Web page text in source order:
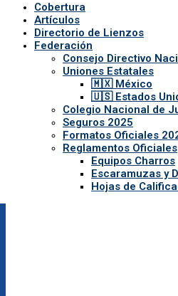
Cobertura
Artículos
Directorio de Lienzos
Federación
Consejo Directivo
Uniones Estatales
🇲🇽 México
🇺🇸 Estados
Colegio Nacional de
Seguros 2025
Formatos Oficiales
Reglamentos Oficiales
Equipos Charros
Escaramuzas y
Hojas de